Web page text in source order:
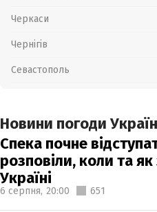
Черкаси
Чернігів
Севастополь
Новини погоди
Спека почне
розповіли, коли та
Україні
6 серпня, 20:00 651